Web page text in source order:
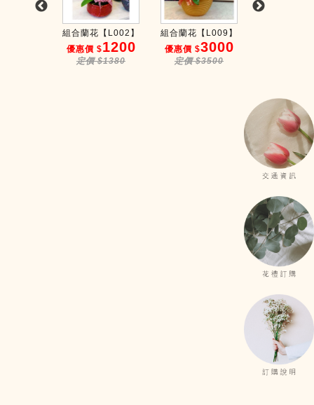
組合蘭花【L002】
優惠價 $1200
定價 $1380
組合蘭花【L009】
優惠價 $3000
定價 $3500